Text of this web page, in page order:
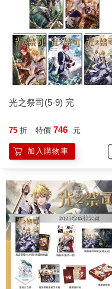
光之祭司(5-9) 完
75 折 特價 746 元
加入購物車